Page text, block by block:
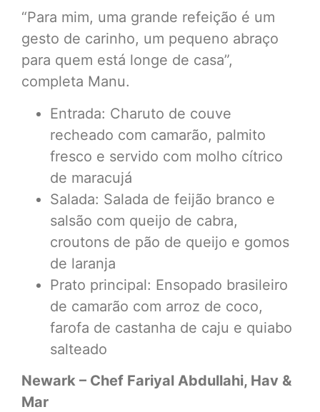
“Para mim, uma grande refeição é um
gesto de carinho, um pequeno abraço
para quem está longe de casa”,
completa Manu.
Entrada: Charuto de couve
recheado com camarão, palmito
fresco e servido com molho cítrico
de maracujá
Salada: Salada de feijão branco e
salsão com queijo de cabra,
croutons de pão de queijo e gomos
de laranja
Prato principal: Ensopado brasileiro
de camarão com arroz de coco,
farofa de castanha de caju e quiabo
salteado
Newark – Chef Fariyal Abdullahi, Hav &
Mar